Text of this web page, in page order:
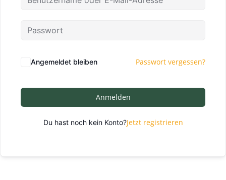
Angemeldet bleiben Passwort vergessen?
Anmelden
Du hast noch kein Konto?Jetzt registrieren